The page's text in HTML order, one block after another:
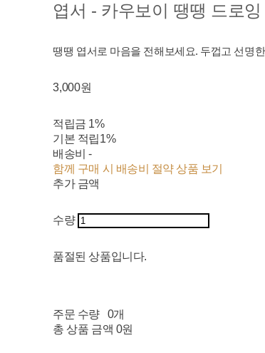
엽서 - 카우보이 땡땡 드로잉
땡땡 엽서로 마음을 전해보세요. 두껍고 선명
3,000원
적립금 1%
기본 적립1%
배송비-
함께 구매 시 배송비 절약 상품 보기
추가 금액
수량
품절된 상품입니다.
주문 수량
0개
총 상품 금액 0원